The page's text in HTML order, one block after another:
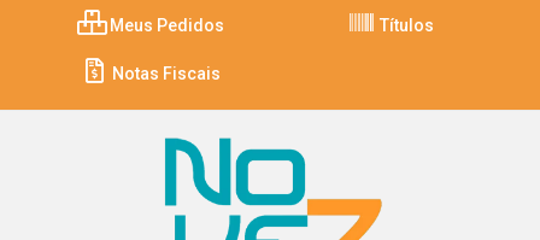
Meus Pedidos Títulos
Notas Fiscais